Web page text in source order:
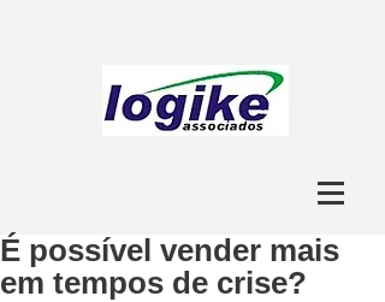
É possível vender mais
em tempos de crise?